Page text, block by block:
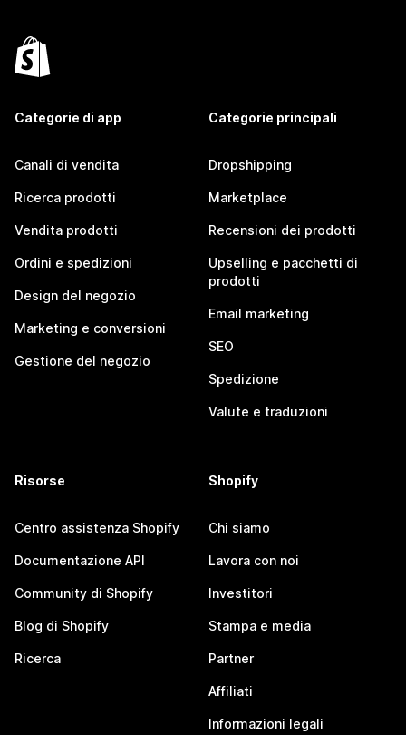
Categorie di app
Canali di vendita
Ricerca prodotti
Vendita prodotti
Ordini e spedizioni
Design del negozio
Marketing e conversioni
Gestione del negozio
Categorie principali
Dropshipping
Marketplace
Recensioni dei prodotti
Upselling e pacchetti di
prodotti
Email marketing
SEO
Spedizione
Valute e traduzioni
Risorse
Centro assistenza Shopify
Documentazione API
Community di Shopify
Blog di Shopify
Ricerca
Shopify
Chi siamo
Lavora con noi
Investitori
Stampa e media
Partner
Affiliati
Informazioni legali